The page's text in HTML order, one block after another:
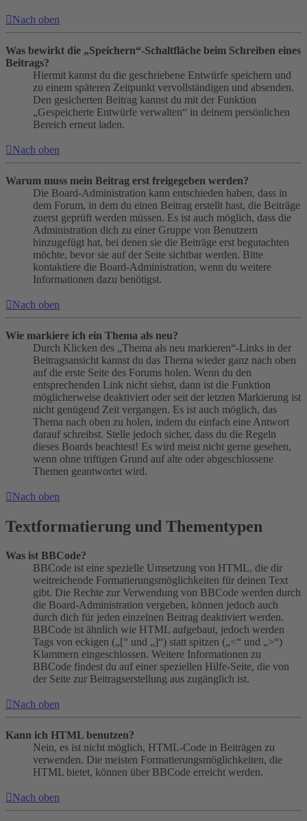
Nach oben
Was bewirkt die „Speichern“-Schaltfläche beim Schreiben eines
Beitrags?
Hiermit kannst du die geschriebene Entwürfe speichern und
zu einem späteren Zeitpunkt vervollständigen und absenden.
Den gesicherten Beitrag kannst du mit der Funktion
„Gespeicherte Entwürfe verwalten“ in deinem persönlichen
Bereich erneut laden.
Nach oben
Warum muss mein Beitrag erst freigegeben werden?
Die Board-Administration kann entschieden haben, dass in
dem Forum, in dem du einen Beitrag erstellt hast, die Beiträge
zuerst geprüft werden müssen. Es ist auch möglich, dass die
Administration dich zu einer Gruppe von Benutzern
hinzugefügt hat, bei denen sie die Beiträge erst begutachten
möchte, bevor sie auf der Seite sichtbar werden. Bitte
kontaktiere die Board-Administration, wenn du weitere
Informationen dazu benötigst.
Nach oben
Wie markiere ich ein Thema als neu?
Durch Klicken des „Thema als neu markieren“-Links in der
Beitragsansicht kannst du das Thema wieder ganz nach oben
auf die erste Seite des Forums holen. Wenn du den
entsprechenden Link nicht siehst, dann ist die Funktion
möglicherweise deaktiviert oder seit der letzten Markierung ist
nicht genügend Zeit vergangen. Es ist auch möglich, das
Thema nach oben zu holen, indem du einfach eine Antwort
darauf schreibst. Stelle jedoch sicher, dass du die Regeln
dieses Boards beachtest! Es wird meist nicht gerne gesehen,
wenn ohne triftigen Grund auf alte oder abgeschlossene
Themen geantwortet wird.
Nach oben
Textformatierung und Thementypen
Was ist BBCode?
BBCode ist eine spezielle Umsetzung von HTML, die dir
weitreichende Formatierungsmöglichkeiten für deinen Text
gibt. Die Rechte zur Verwendung von BBCode werden durch
die Board-Administration vergeben, können jedoch auch
durch dich für jeden einzelnen Beitrag deaktiviert werden.
BBCode ist ähnlich wie HTML aufgebaut, jedoch werden
Tags von eckigen („[“ und „]“) statt spitzen („<“ und „>“)
Klammern eingeschlossen. Weitere Informationen zu
BBCode findest du auf einer speziellen Hilfe-Seite, die von
der Seite zur Beitragserstellung aus zugänglich ist.
Nach oben
Kann ich HTML benutzen?
Nein, es ist nicht möglich, HTML-Code in Beiträgen zu
verwenden. Die meisten Formatierungsmöglichkeiten, die
HTML bietet, können über BBCode erreicht werden.
Nach oben